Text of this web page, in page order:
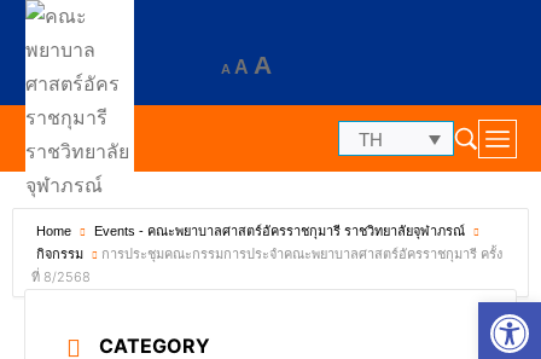
A A A
TH
Home
Events - คณะพยาบาลศาสตร์อัครราชกุมารี ราชวิทยาลัยจุฬาภรณ์
กิจกรรม
การประชุมคณะกรรมการประจำคณะพยาบาลศาสตร์อัครราชกุมารี ครั้ง
ที่ 8/2568
CATEGORY